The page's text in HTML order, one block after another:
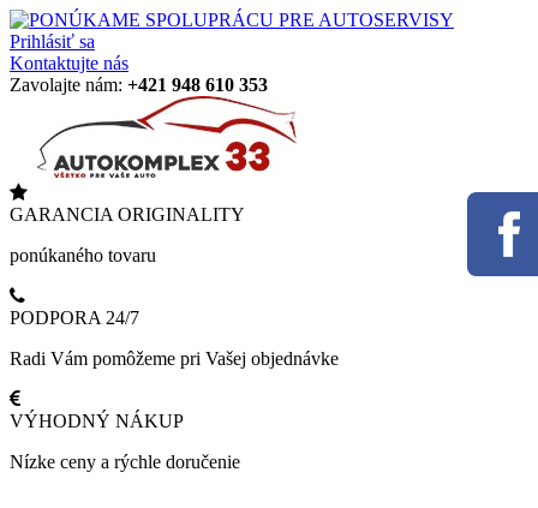
Prihlásiť sa
Kontaktujte nás
Zavolajte nám: +421 948 610 353
GARANCIA ORIGINALITY
ponúkaného tovaru
PODPORA 24/7
Radi Vám pomôžeme pri Vašej objednávke
VÝHODNÝ NÁKUP
Nízke ceny a rýchle doručenie